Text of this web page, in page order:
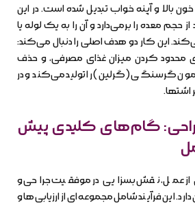
نوع ۲، فشار خون بالا و آپنه خواب تبدیل شده است. در این
حدود ۸۰ درصد از حجم معده را برمی‌دارد و آن را به یک لوله یا
این کار دو هدف اصلی را دنبال می‌کند:
کردن میزان غذای مصرفی، و حذف
گرسنگی (گرلین) را تولید می‌کند و در
گام‌های کلیدی پیش
عمل، نقش بسزایی در موفقیت جراحی و
این فرآیند شامل مجموعه‌ای از ارزیابی‌ها و